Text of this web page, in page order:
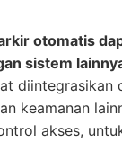
otomatis
sistem
diintegrasikan
keamanan
akses,